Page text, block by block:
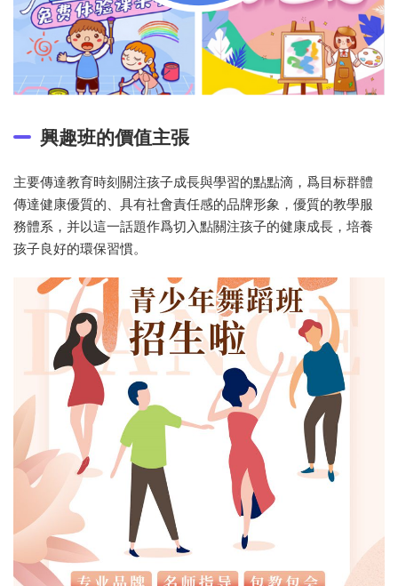
興趣班的價值主張
主要傳達教育時刻關注孩子成長與學習的點點滴，爲目标群體
傳達健康優質的、具有社會責任感的品牌形象，優質的教學服
務體系，并以這一話題作爲切入點關注孩子的健康成長，培養
孩子良好的環保習慣。